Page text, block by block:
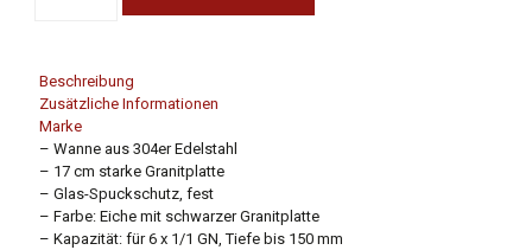
Beschreibung
Zusätzliche Informationen
Marke
– Wanne aus 304er Edelstahl
– 17 cm starke Granitplatte
– Glas-Spuckschutz, fest
– Farbe: Eiche mit schwarzer Granitplatte
– Kapazität: für 6 x 1/1 GN, Tiefe bis 150 mm